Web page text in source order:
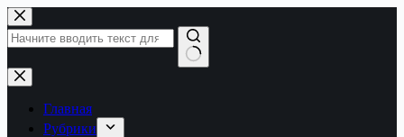
Перейти
к
сути
Ничего
не
найденоГлавная
Рубрики